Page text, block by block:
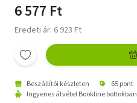
6 577 Ft
Eredeti ár: 6 923 Ft
Beszállítói készleten 65 pont
Ingyenes átvétel Bookline boltokban